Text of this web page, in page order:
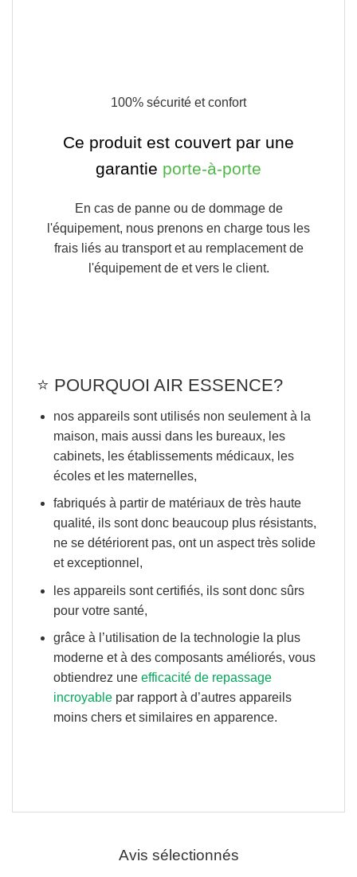
100% sécurité et confort
Ce produit est couvert par une
garantie porte-à-porte
En cas de panne ou de dommage de
l'équipement, nous prenons en charge tous les
frais liés au transport et au remplacement de
l'équipement de et vers le client.
⭐️ POURQUOI AIR ESSENCE?
nos appareils sont utilisés non seulement à la
maison, mais aussi dans les bureaux, les
cabinets, les établissements médicaux, les
écoles et les maternelles,
fabriqués à partir de matériaux de très haute
qualité, ils sont donc beaucoup plus résistants,
ne se détériorent pas, ont un aspect très solide
et exceptionnel,
les appareils sont certifiés, ils sont donc sûrs
pour votre santé,
grâce à l’utilisation de la technologie la plus
moderne et à des composants améliorés, vous
obtiendrez une efficacité de repassage
incroyablepar rapport à d’autres appareils
moins chers et similaires en apparence.
Avis sélectionnés